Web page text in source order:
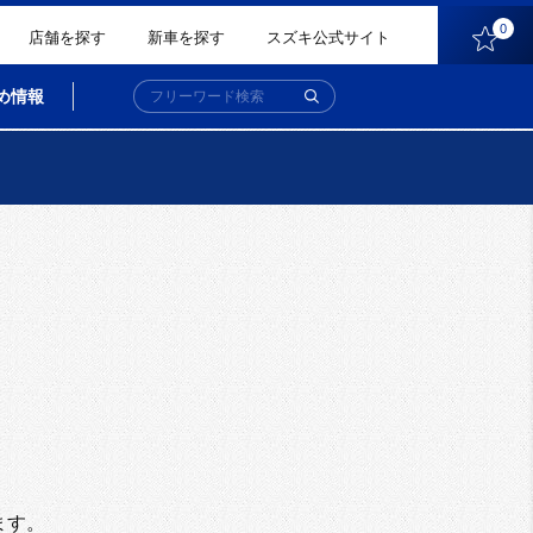
店舗を探す 新車を探す スズキ公式サイト 0
情報
す。